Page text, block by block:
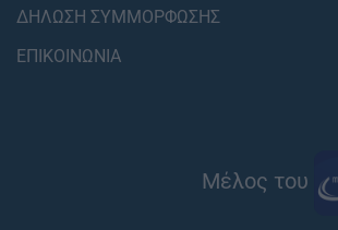
ΔΗΛΩΣΗ ΣΥΜΜΟΡΦΩΣΗΣ
ΕΠΙΚΟΙΝΩΝΙΑ
Μέλος του